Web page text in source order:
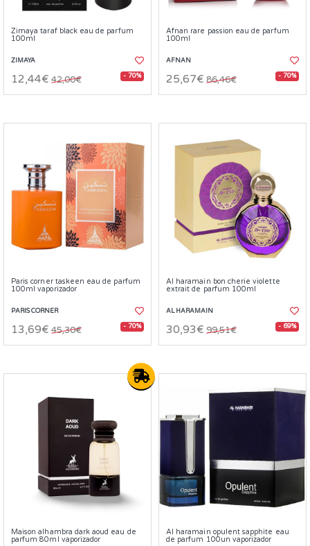
Zimaya taraf black eau de parfum
100ml
ZIMAYA
12,44€ 42,00€ - 70%
Afnan rare passion eau de parfum
100ml
AFNAN
25,67€ 86,46€ - 70%
Paris corner taskeen eau de parfum
100ml vaporizador
PARIS CORNER
13,69€ 45,30€ - 70%
Al haramain bon cherie violette
extrait de parfum 100ml
AL HARAMAIN
30,93€ 99,51€ - 69%
Maison alhambra dark aoud eau de
parfum 80ml vaporizador
Al haramain opulent sapphite eau
de parfum 100un vaporizador